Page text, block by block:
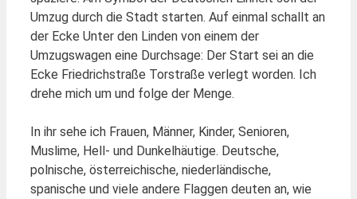
Umzug durch die Stadt starten. Auf einmal schallt an
der Ecke Unter den Linden von einem der
Umzugswagen eine Durchsage: Der Start sei an die
Ecke Friedrichstraße Torstraße verlegt worden. Ich
drehe mich um und folge der Menge.
In ihr sehe ich Frauen, Männer, Kinder, Senioren,
Muslime, Hell- und Dunkelhäutige. Deutsche,
polnische, österreichische, niederländische,
spanische und viele andere Flaggen deuten an, wie